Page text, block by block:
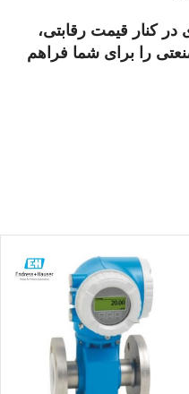
کنار قیمت رقابتی،
را برای شما فراهم